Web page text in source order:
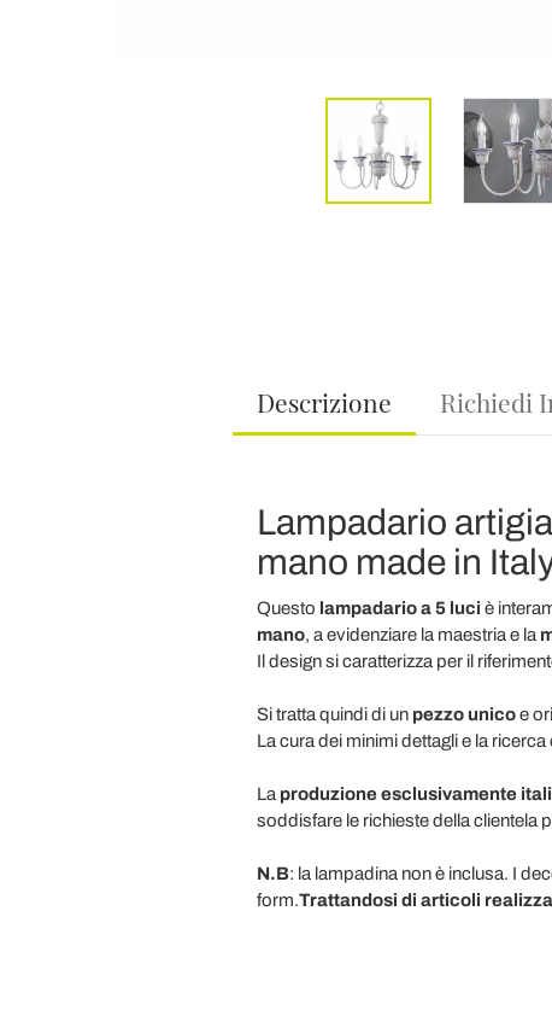
Descrizione Richiedi
Lampadario
mano made in
Questo lampadario a 5 luci è
mano, a evidenziare la maestria e la
Il design si caratterizza per il
Si tratta quindi di un pezzo unicoe
La cura dei minimi dettagli e la
La produzione esclusivamente
soddisfare le richieste della clientela
N.B: la lampadina non è inclusa. I
form.Trattandosi di articoli